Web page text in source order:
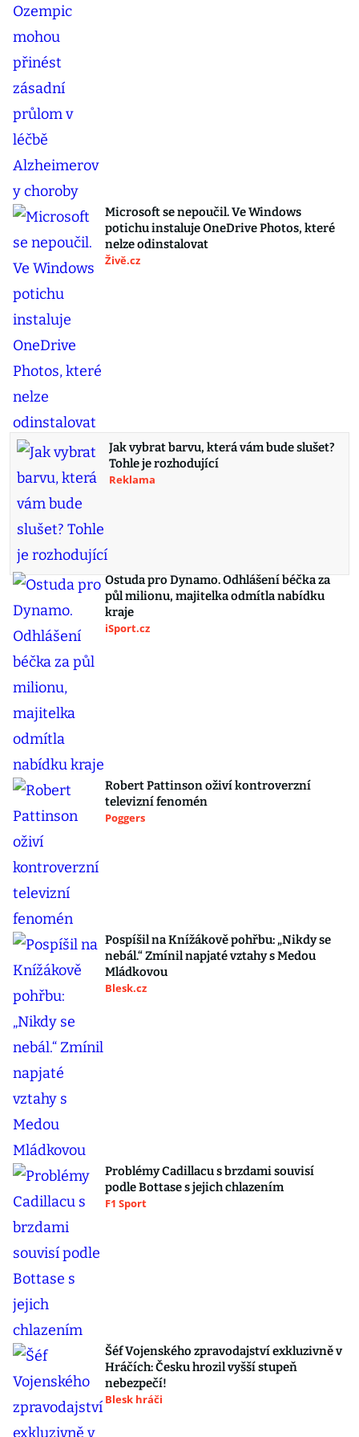
Microsoft se nepoučil. Ve Windows
potichu instaluje OneDrive Photos, které
nelze odinstalovat
Živě.cz
Jak vybrat barvu, která vám bude slušet?
Tohle je rozhodující
Reklama
Ostuda pro Dynamo. Odhlášení béčka za
půl milionu, majitelka odmítla nabídku
kraje
iSport.cz
Robert Pattinson oživí kontroverzní
televizní fenomén
Poggers
Pospíšil na Knížákově pohřbu: „Nikdy se
nebál.“ Zmínil napjaté vztahy s Medou
Mládkovou
Blesk.cz
Problémy Cadillacu s brzdami souvisí
podle Bottase s jejich chlazením
F1 Sport
Šéf Vojenského zpravodajství exkluzivně v
Hráčích: Česku hrozil vyšší stupeň
nebezpečí!
Blesk hráči